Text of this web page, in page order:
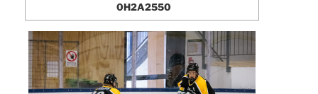
0H2A2550